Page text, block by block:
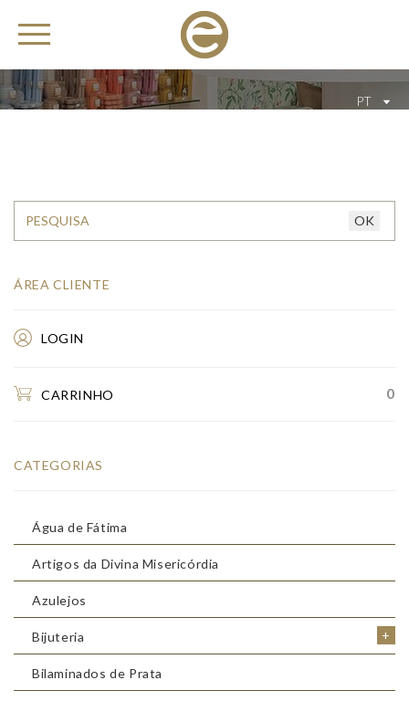
PT
ÁREA CLIENTE
LOGIN
CARRINHO 0
CATEGORIAS
Água de Fátima
Artigos da Divina Misericórdia
Azulejos
+
Bijuteria
Bilaminados de Prata